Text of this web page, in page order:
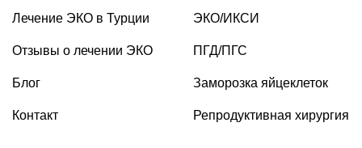
Лечение ЭКО в Турции
Отзывы о лечении ЭКО
Блог
Контакт
ЭКО/ИКСИ
ПГД/ПГС
Заморозка яйцеклеток
Репродуктивная хирургия